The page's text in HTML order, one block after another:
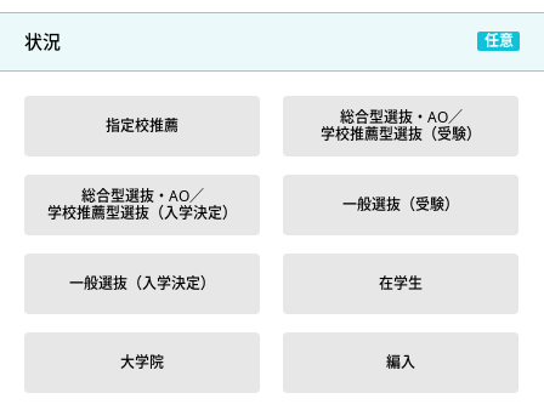
状況
指定校推薦
総合型選抜・AO／
学校推薦型選抜（受験）
総合型選抜・AO／
学校推薦型選抜（入学決定）
一般選抜（受験）
一般選抜（入学決定） 在学生
大学院 編入